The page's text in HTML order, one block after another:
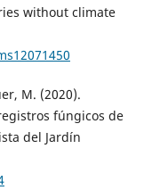
without climate
M. (2020).
fúngicos de
del Jardín